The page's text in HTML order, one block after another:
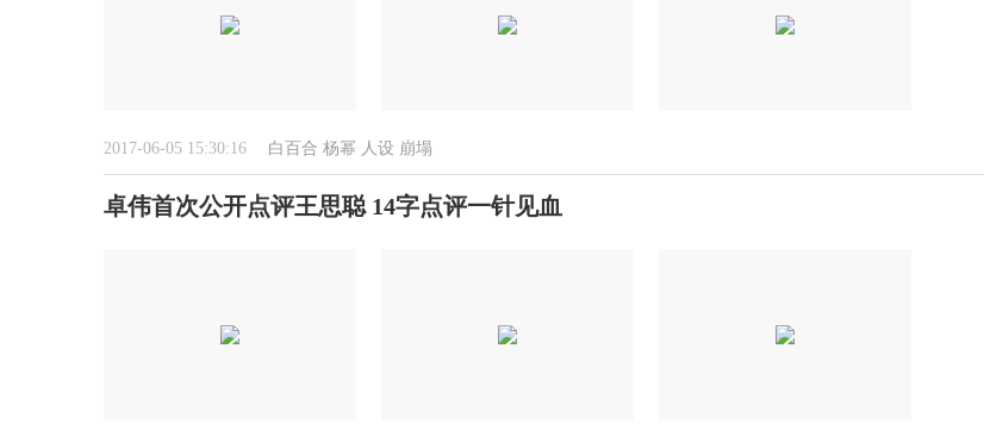
2017-06-05 15:30:16 白百合 杨幂 人设 崩塌
卓伟首次公开点评王思聪 14字点评一针见血